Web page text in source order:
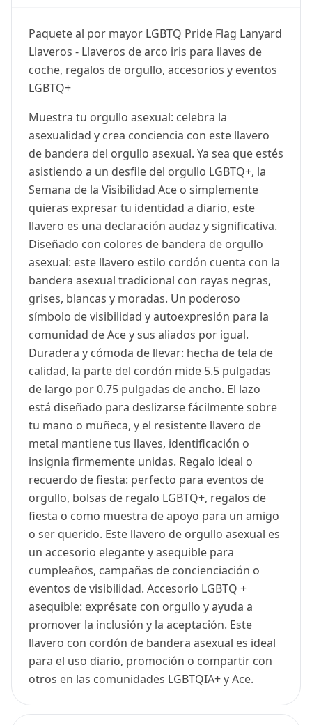
Paquete al por mayor LGBTQ Pride Flag Lanyard
Llaveros - Llaveros de arco iris para llaves de
coche, regalos de orgullo, accesorios y eventos
LGBTQ+
Muestra tu orgullo asexual: celebra la
asexualidad y crea conciencia con este llavero
de bandera del orgullo asexual. Ya sea que estés
asistiendo a un desfile del orgullo LGBTQ+, la
Semana de la Visibilidad Ace o simplemente
quieras expresar tu identidad a diario, este
llavero es una declaración audaz y significativa.
Diseñado con colores de bandera de orgullo
asexual: este llavero estilo cordón cuenta con la
bandera asexual tradicional con rayas negras,
grises, blancas y moradas. Un poderoso
símbolo de visibilidad y autoexpresión para la
comunidad de Ace y sus aliados por igual.
Duradera y cómoda de llevar: hecha de tela de
calidad, la parte del cordón mide 5.5 pulgadas
de largo por 0.75 pulgadas de ancho. El lazo
está diseñado para deslizarse fácilmente sobre
tu mano o muñeca, y el resistente llavero de
metal mantiene tus llaves, identificación o
insignia firmemente unidas. Regalo ideal o
recuerdo de fiesta: perfecto para eventos de
orgullo, bolsas de regalo LGBTQ+, regalos de
fiesta o como muestra de apoyo para un amigo
o ser querido. Este llavero de orgullo asexual es
un accesorio elegante y asequible para
cumpleaños, campañas de concienciación o
eventos de visibilidad. Accesorio LGBTQ +
asequible: exprésate con orgullo y ayuda a
promover la inclusión y la aceptación. Este
llavero con cordón de bandera asexual es ideal
para el uso diario, promoción o compartir con
otros en las comunidades LGBTQIA+ y Ace.